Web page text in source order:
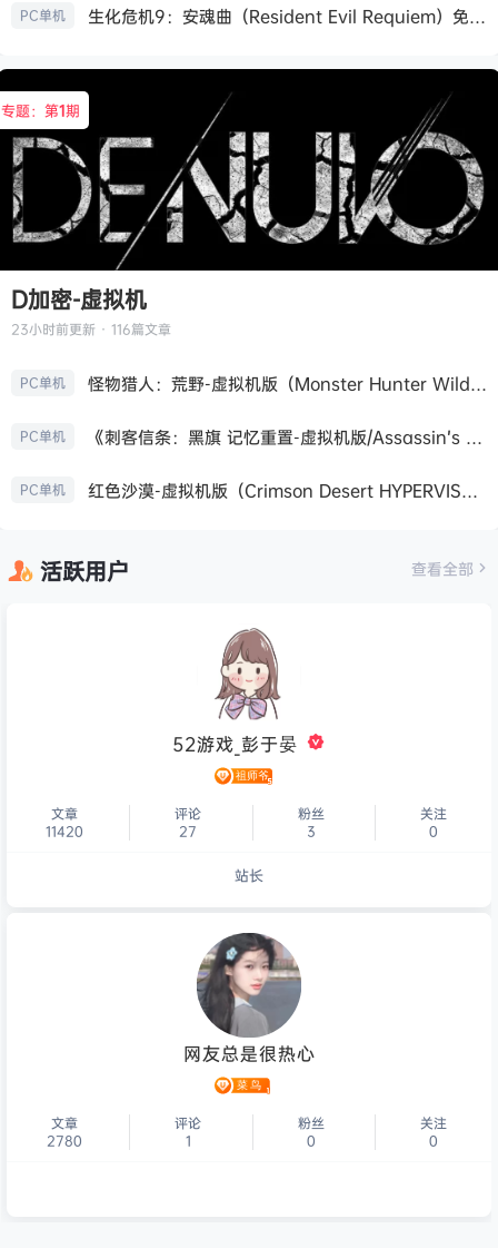
PC单机 生化危机9：安魂曲（Resident Evil Requiem）免安装中文版
专题：第1期
D加密-虚拟机
23小时前更新 · 116篇文章
PC单机 怪物猎人：荒野-虚拟机版（Monster Hunter Wilds HYPERVISOR）免安装中文版
PC单机 《刺客信条：黑旗 记忆重置-虚拟机版/Assassin’s Creed Black Flag Resynced HYPERVISOR》免安装中文版
PC单机 红色沙漠-虚拟机版（Crimson Desert HYPERVISOR）免安装中文版
活跃用户 查看全部
52游戏_彭于晏
文章
11420
评论
27
粉丝
3
关注
0
站长
个人主页
网友总是很热心
文章
2780
评论
1
粉丝
0
关注
0